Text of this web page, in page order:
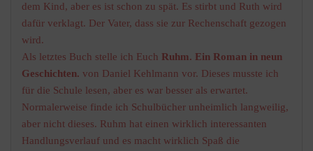
dem Kind, aber es ist schon zu spät. Es stirbt und Ruth wird
dafür verklagt. Der Vater, dass sie zur Rechenschaft gezogen
wird.
Als letztes Buch stelle ich Euch Ruhm. Ein Roman in neun
Geschichten. von Daniel Kehlmann vor. Dieses musste ich
für die Schule lesen, aber es war besser als erwartet.
Normalerweise finde ich Schulbücher unheimlich langweilig,
aber nicht dieses. Ruhm hat einen wirklich interessanten
Handlungsverlauf und es macht wirklich Spaß die